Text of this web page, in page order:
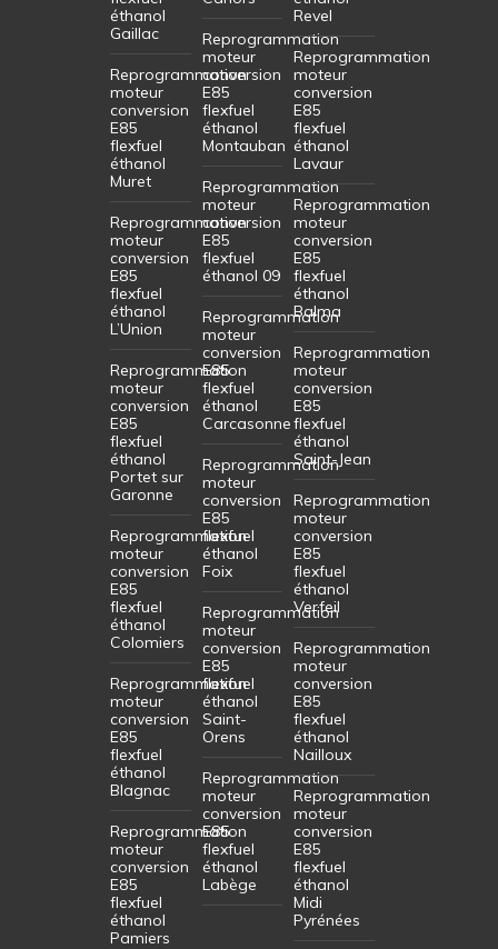
éthanol
Gaillac
Reprogrammation
moteur
conversion
E85
flexfuel
éthanol
Muret
Reprogrammation
moteur
conversion
E85
flexfuel
éthanol
L’Union
Reprogrammation
moteur
conversion
E85
flexfuel
éthanol
Portet sur
Garonne
Reprogrammation
moteur
conversion
E85
flexfuel
éthanol
Colomiers
Reprogrammation
moteur
conversion
E85
flexfuel
éthanol
Blagnac
Reprogrammation
moteur
conversion
E85
flexfuel
éthanol
Pamiers
Reprogrammation
moteur
conversion
E85
flexfuel
éthanol
Montauban
Reprogrammation
moteur
conversion
E85
flexfuel
éthanol 09
Reprogrammation
moteur
conversion
E85
flexfuel
éthanol
Carcasonne
Reprogrammation
moteur
conversion
E85
flexfuel
éthanol
Foix
Reprogrammation
moteur
conversion
E85
flexfuel
éthanol
Saint-
Orens
Reprogrammation
moteur
conversion
E85
flexfuel
éthanol
Labège
Revel
Reprogrammation
moteur
conversion
E85
flexfuel
éthanol
Lavaur
Reprogrammation
moteur
conversion
E85
flexfuel
éthanol
Balma
Reprogrammation
moteur
conversion
E85
flexfuel
éthanol
Saint-Jean
Reprogrammation
moteur
conversion
E85
flexfuel
éthanol
Verfeil
Reprogrammation
moteur
conversion
E85
flexfuel
éthanol
Nailloux
Reprogrammation
moteur
conversion
E85
flexfuel
éthanol
Midi
Pyrénées